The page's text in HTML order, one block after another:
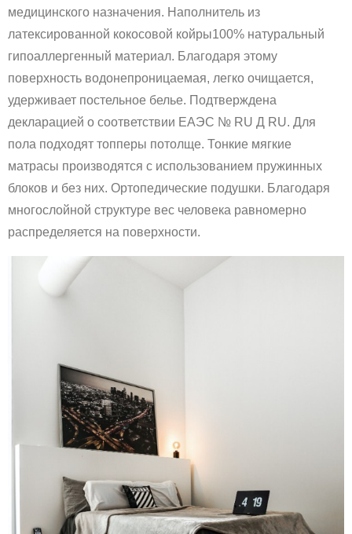
медицинского назначения. Наполнитель из
латексированной кокосовой койры100% натуральный
гипоаллергенный материал. Благодаря этому
поверхность водонепроницаемая, легко очищается,
удерживает постельное белье. Подтверждена
декларацией о соответствии ЕАЭС № RU Д RU. Для
пола подходят топперы потолще. Тонкие мягкие
матрасы производятся с использованием пружинных
блоков и без них. Ортопедические подушки. Благодаря
многослойной структуре вес человека равномерно
распределяется на поверхности.